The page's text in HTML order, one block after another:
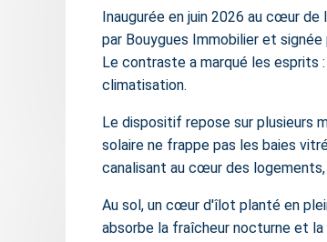
Inaugurée en juin 2026 au cœur de
par Bouygues Immobilier et
Le contraste a marqué les esprits
climatisation.
Le dispositif repose sur plusieurs
solaire ne frappe pas les baies
canalisant au cœur des
Au sol, un cœur d'îlot planté en
absorbe la fraîcheur nocturne et